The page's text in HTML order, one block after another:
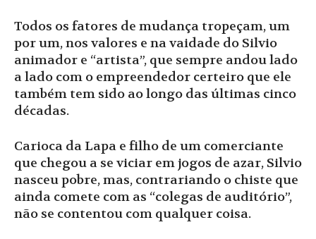
Todos os fatores de mudança tropeçam, um
por um, nos valores e na vaidade do Silvio
animador e “artista”, que sempre andou lado
a lado com o empreendedor certeiro que ele
também tem sido ao longo das últimas cinco
décadas.
Carioca da Lapa e filho de um comerciante
que chegou a se viciar em jogos de azar, Silvio
nasceu pobre, mas, contrariando o chiste que
ainda comete com as “colegas de auditório”,
não se contentou com qualquer coisa.